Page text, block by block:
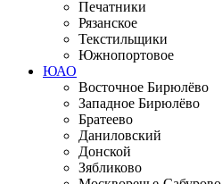
Печатники
Рязанское
Текстильщики
Южнопортовое
ЮАО
Восточное Бирюлёво
Западное Бирюлёво
Братеево
Даниловский
Донской
Зябликово